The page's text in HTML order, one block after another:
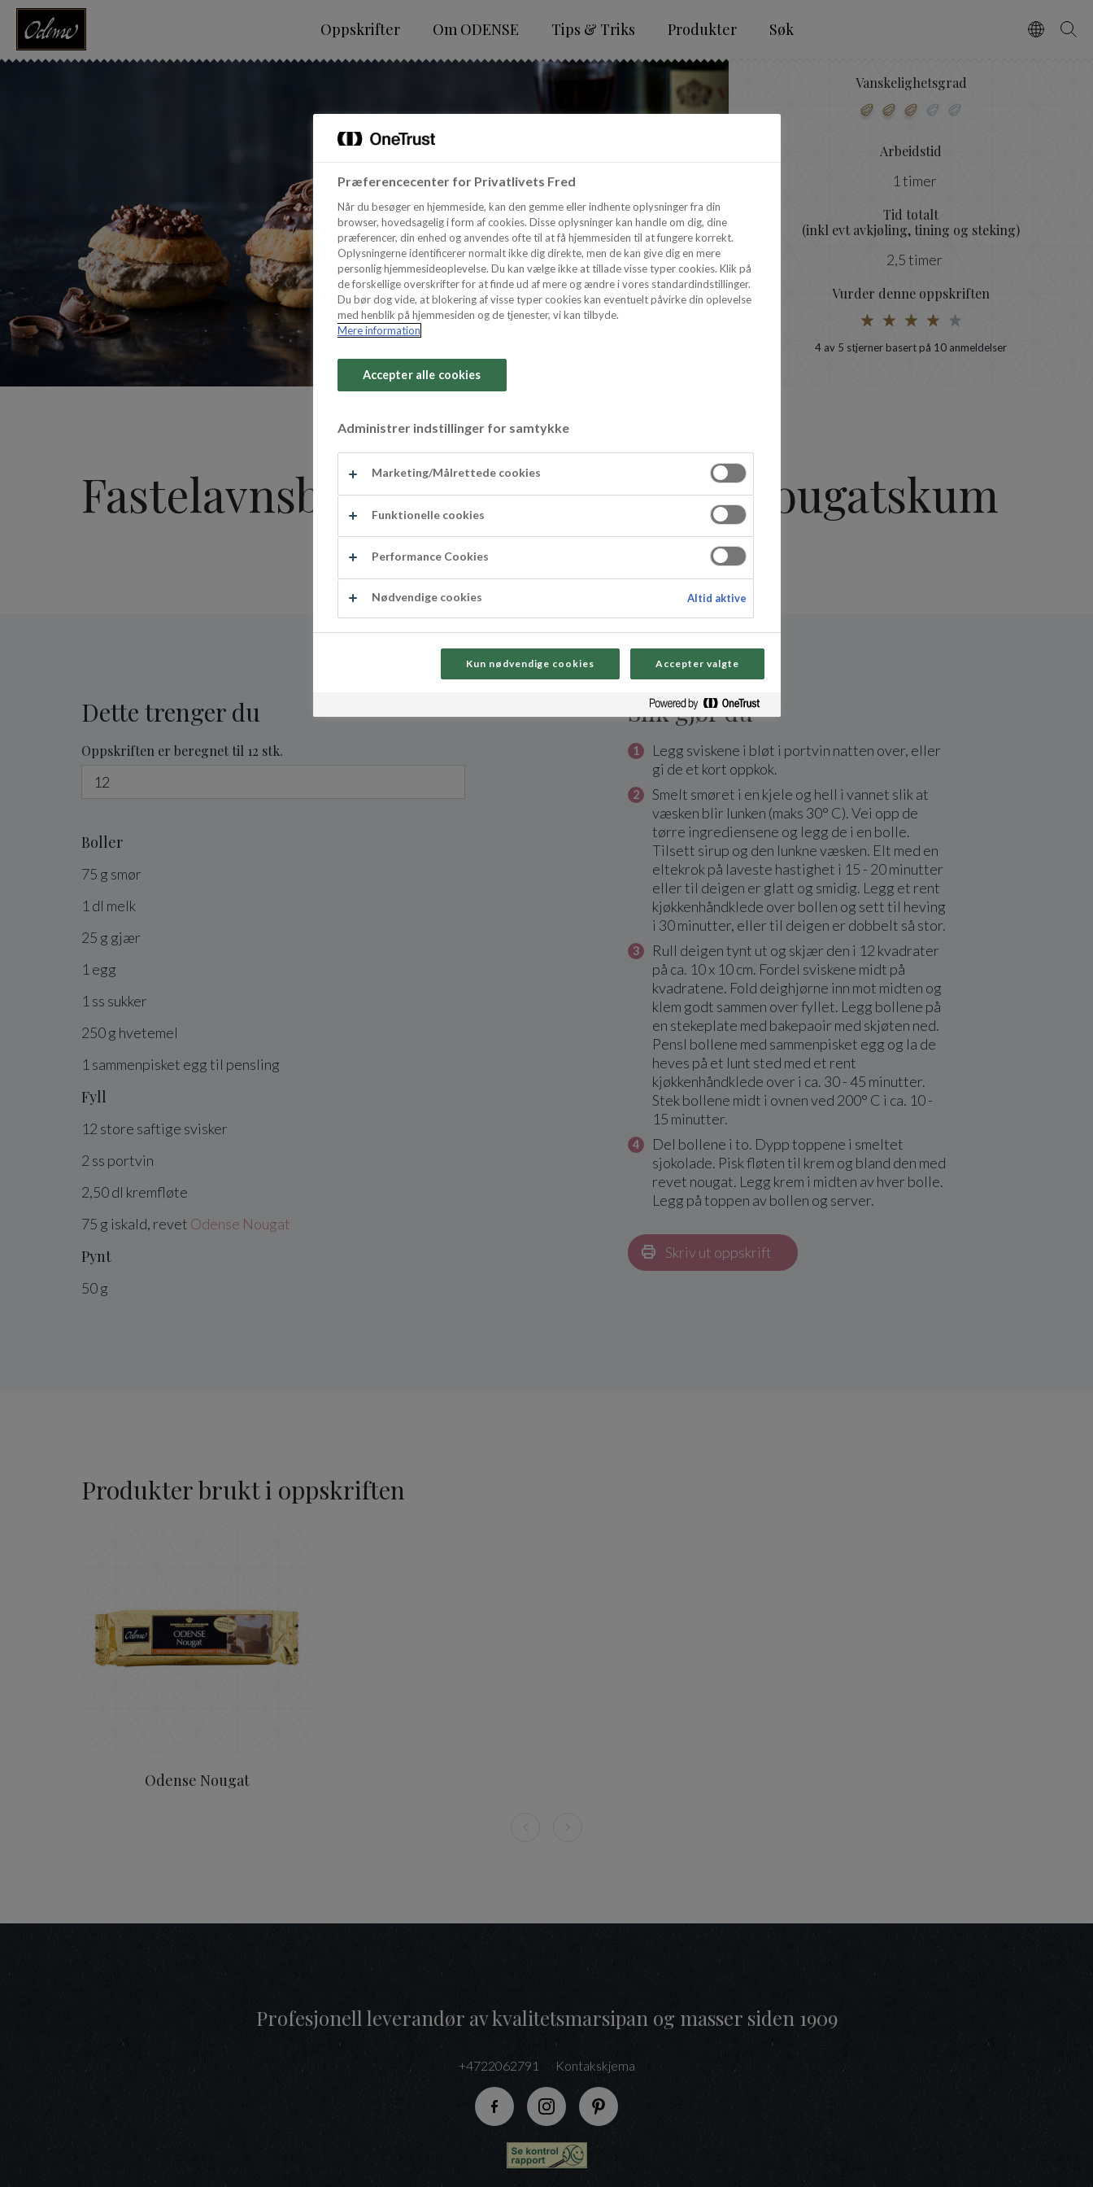
Oppskrifter Om ODENSE Tips & Triks Produkter Søk VælgSøg
Vanskelighetsgrad
Arbeidstid
1 timer
Tid totalt
(inkl evt avkjøling, tining og steking)
2,5 timer
Vurder denne oppskriften
4 av 5 stjerner basert på 10 anmeldelser
Fastelavnsboller med svisker og nougatskum
Dette trenger du
Oppskriften er beregnet til 12 stk.
Boller
75 g smør
1 dl melk
25 g gjær
1 egg
1 ss sukker
250g hvetemel
1 sammenpisket eggtil pensling
Fyll
12 store saftige svisker
2 ss portvin
2,50dl kremfløte
75 g iskald, revet Odense Nougat
Pynt
50g
Slik gjør du
Legg sviskene i bløt i portvin natten over, eller
gi de et kort oppkok.
Smelt smøret i en kjele og hell i vannet slik at
væsken blir lunken (maks 30° C). Vei opp de
tørre ingrediensene og legg de i en bolle.
Tilsett sirup og den lunkne væsken. Elt med en
eltekrok på laveste hastighet i 15 - 20 minutter
eller til deigen er glatt og smidig. Legg et rent
kjøkkenhåndklede over bollen og sett til heving
i 30 minutter, eller til deigen er dobbelt så stor.
Rull deigen tynt ut og skjær den i 12 kvadrater
på ca. 10 x 10 cm. Fordel sviskene midt på
kvadratene. Fold deighjørne inn mot midten og
klem godt sammen over fyllet. Legg bollene på
en stekeplate med bakepaoir med skjøten ned.
Pensl bollene med sammenpisket egg og la de
heves på et lunt sted med et rent
kjøkkenhåndklede over i ca. 30 - 45 minutter.
Stek bollene midt i ovnen ved 200° C i ca. 10 -
15 minutter.
Del bollene i to. Dypp toppene i smeltet
sjokolade. Pisk fløten til krem og bland den med
revet nougat. Legg krem i midten av hver bolle.
Legg på toppen av bollen og server.
Skriv ut oppskrift
Produkter brukt i oppskriften
Odense Nougat
Profesjonell leverandør av kvalitetsmarsipan og masser siden 1909
+4722062791 Kontakskjema
Følg oss på Facebook
Følg oss på Instagram
Følg oss på Pinterest
Præferencecenter for Privatlivets Fred
Når du besøger en hjemmeside, kan den gemme eller indhente oplysninger fra din
browser, hovedsagelig i form af cookies. Disse oplysninger kan handle om dig, dine
præferencer, din enhed og anvendes ofte til at få hjemmesiden til at fungere korrekt.
Oplysningerne identificerer normalt ikke dig direkte, men de kan give dig en mere
personlig hjemmesideoplevelse. Du kan vælge ikke at tillade visse typer cookies. Klik på
de forskellige overskrifter for at finde ud af mere og ændre i vores standardindstillinger.
Du bør dog vide, at blokering af visse typer cookies kan eventuelt påvirke din oplevelse
med henblik på hjemmesiden og de tjenester, vi kan tilbyde.
Mere information
Accepter alle cookies
Administrer indstillinger for samtykke
Marketing/Målrettede cookies
Funktionelle cookies
Performance Cookies
Nødvendige cookies Altid aktive
Kun nødvendige cookies Accepter valgte